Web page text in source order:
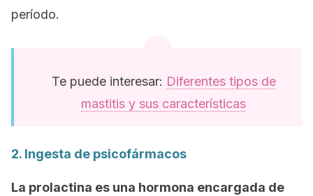
período.
Te puede interesar: Diferentes tipos de
mastitis y sus características
2. Ingesta de psicofármacos
La prolactina es una hormona encargada de